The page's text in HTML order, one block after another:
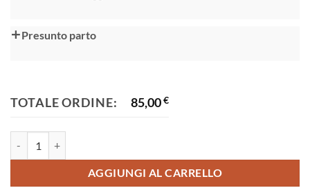
Presunto parto
TOTALE ORDINE: 85,00€
AGGIUNGI AL CARRELLO